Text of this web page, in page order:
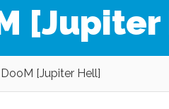
[Jupiter Hell]